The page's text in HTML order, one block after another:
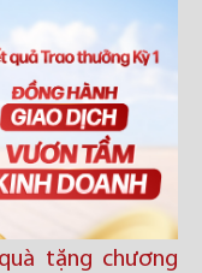
tặng chương